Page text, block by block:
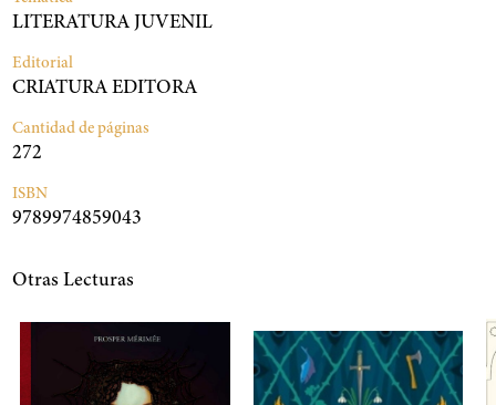
LITERATURA JUVENIL
Editorial
CRIATURA EDITORA
Cantidad de páginas
272
ISBN
9789974859043
Otras Lecturas